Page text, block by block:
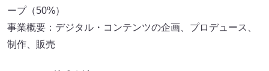
ープ（50%）
事業概要：デジタル・コンテンツの企画、プロデュース、
制作、販売